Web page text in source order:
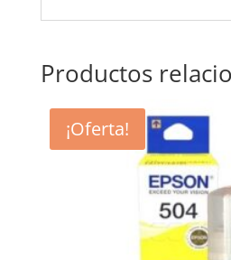
Productos
¡Oferta!